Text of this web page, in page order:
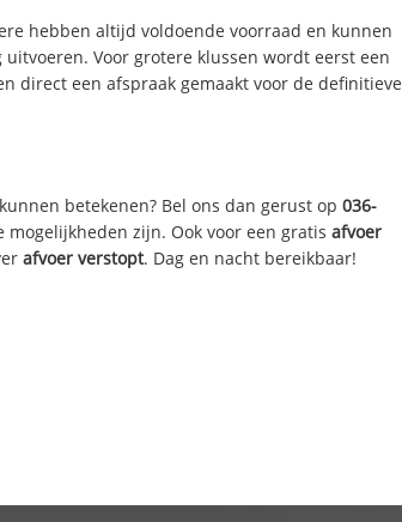
hebben altijd voldoende voorraad en kunnen
Voor grotere klussen wordt eerst een
direct een afspraak gemaakt voor de definitieve
betekenen? Bel ons dan gerust op036-
mogelijkheden zijn. Ook voor een gratisafvoer
afvoer verstopt. Dag en nacht bereikbaar!